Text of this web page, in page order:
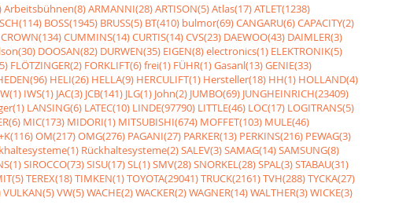
Arbeitsbühnen(8)ARMANNI(28)ARTISON(5)Atlas(17)ATLET(1238)
BOSS(1945) BRUSS(5) BT(410) bulmor(69)CANGARU(6)CAPACITY(2)
CROWN(134)CUMMINS(14)CURTIS(14)CVS(23) DAEWOO(43) DAIMLER(3)
DOOSAN(82) DURWEN(35) EIGEN(8)electronics(1) ELEKTRONIK(5)
FLÖTZINGER(2) FORKLIFT(6)frei(1) FÜHR(1)Gasanl(13)GENIE(33)
HELI(26) HELLA(9) HERCULIFT(1) Hersteller(18) HH(1) HOLLAND(4)
IWS(1) JAC(3) JCB(141) JLG(1) John(2) JUMBO(69) JUNGHEINRICH(23409)
LANSING(6) LATEC(10) LINDE(97790) LITTLE(46) LOC(17) LOGITRANS(5)
MIC(173) MIDORI(1) MITSUBISHI(674) MOFFET(103) MULE(46)
OM(217)OMG(276) PAGANI(27) PARKER(13) PERKINS(216) PEWAG(3)
Rückhaltesysteme(2)SALEV(3)SAMAG(14)SAMSUNG(8)
SIROCCO(73)SISU(17)SL(1)SMV(28)SNORKEL(28)SPAL(3)STABAU(31)
TEREX(18)TIMKEN(1)TOYOTA(29041)TRUCK(2161)TVH(288)TYCKA(27)
VULKAN(5)VW(5)WACHE(2)WACKER(2)WAGNER(14)WALTHER(3)WICKE(3)